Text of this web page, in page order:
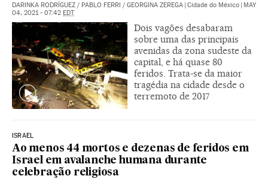
DARINKA RODRÍGUEZ / PABLO FERRI / GEORGINA ZEREGA | Cidade do México | MAY
04, 2021 - 07:42 EDT
Dois vagões desabaram
sobre uma das principais
avenidas da zona sudeste da
capital, e há quase 80
feridos. Trata-se da maior
tragédia na cidade desde o
terremoto de 2017
ISRAEL
Ao menos 44 mortos e dezenas de feridos em
Israel em avalanche humana durante
celebração religiosa